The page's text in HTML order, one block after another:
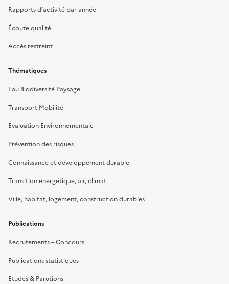
Rapports d’activité par année
Écoute qualité
Accès restreint
Thématiques
Eau Biodiversité Paysage
Transport Mobilité
Evaluation Environnementale
Prévention des risques
Connaissance et développement durable
Transition énergétique, air, climat
Ville, habitat, logement, construction durables
Publications
Recrutements – Concours
Publications statistiques
Etudes & Parutions